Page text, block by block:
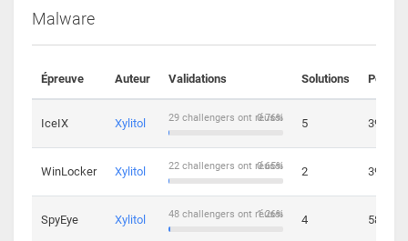
Malware
Épreuve Auteur Validations Solutions Points
IceIX Xylitol 0.76%
29 challengers ont réussi 5 39
WinLocker Xylitol 0.65%
22 challengers ont réussi 2 39
SpyEye Xylitol 1.26%
48 challengers ont réussi 4 58